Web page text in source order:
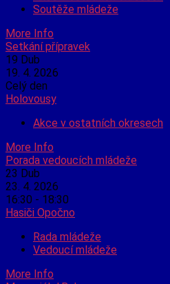
Soutěže mládeže
More Info
Setkání přípravek
19 Dub
19. 4. 2026
Celý den
Holovousy
Akce v ostatních okresech
More Info
Porada vedoucích mládeže
23 Dub
23. 4. 2026
16:30 - 18:30
Hasiči Opočno
Rada mládeže
Vedoucí mládeže
More Info